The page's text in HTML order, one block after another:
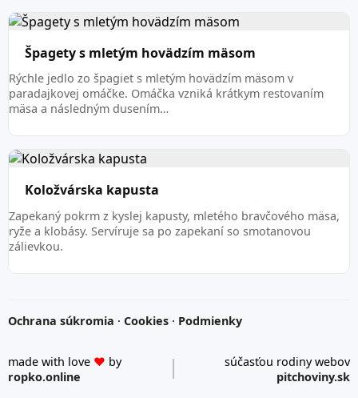
Špagety s mletým hovädzím mäsom
Rýchle jedlo zo špagiet s mletým hovädzím mäsom v
paradajkovej omáčke. Omáčka vzniká krátkym restovaním
mäsa a následným dusením…
Koložvárska kapusta
Zapekaný pokrm z kyslej kapusty, mletého bravčového mäsa,
ryže a klobásy. Servíruje sa po zapekaní so smotanovou
zálievkou.
Ochrana súkromia · Cookies · Podmienky
made with love ♥ by
ropko.online
súčasťou rodiny webov
pitchoviny.sk